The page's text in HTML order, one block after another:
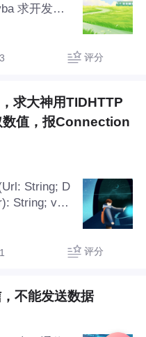
求开发过E
评分
求大神用TIDHTTP
值，报Connection
String; D
String; var
TStringStrea
评分
不能发送数据